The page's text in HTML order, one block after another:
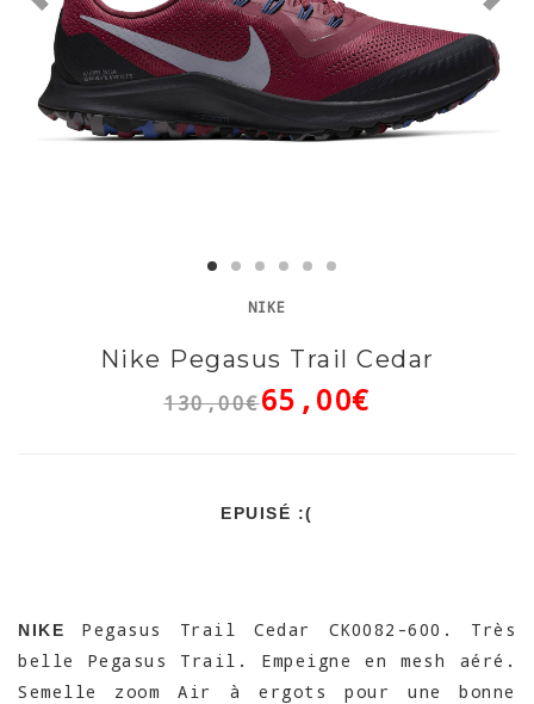
NIKE
Nike Pegasus Trail Cedar
130,00€65,00€
EPUISÉ :(
NIKE
Pegasus Trail Cedar CK0082-600. Très
belle Pegasus Trail. Empeigne en mesh aéré.
Semelle zoom Air à ergots pour une bonne